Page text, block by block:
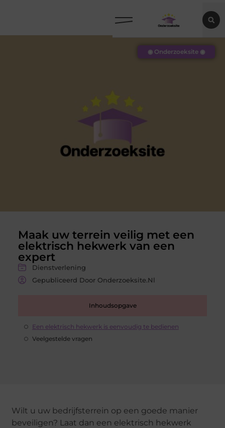
Maak uw terrein veilig met een
elektrisch hekwerk van een
expert
Dienstverlening
Gepubliceerd Door Onderzoeksite.nl
Inhoudsopgave
Een elektrisch hekwerk is eenvoudig te bedienen
Veelgestelde vragen
◉ Onderzoeksite ◉
Wilt u uw bedrijfsterrein op een goede manier
beveiligen? Laat dan een elektrisch hekwerk